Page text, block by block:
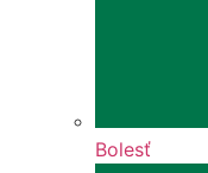
Bolesť